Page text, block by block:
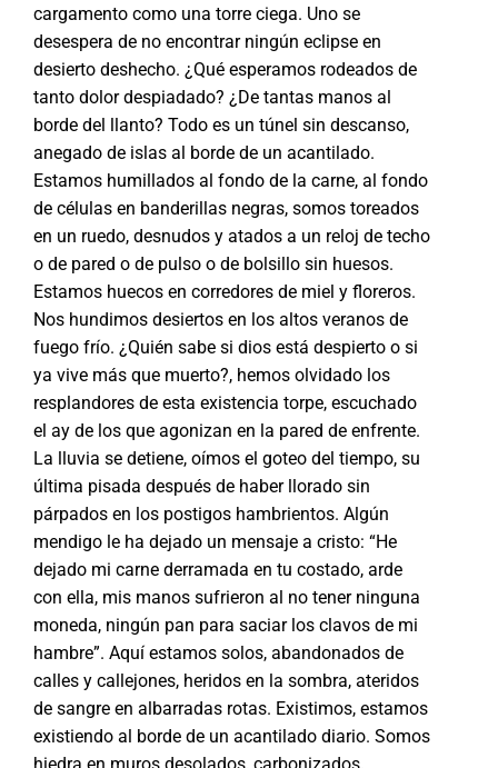
cargamento como una torre ciega. Uno se
desespera de no encontrar ningún eclipse en
desierto deshecho. ¿Qué esperamos rodeados de
tanto dolor despiadado? ¿De tantas manos al
borde del llanto? Todo es un túnel sin descanso,
anegado de islas al borde de un acantilado.
Estamos humillados al fondo de la carne, al fondo
de células en banderillas negras, somos toreados
en un ruedo, desnudos y atados a un reloj de techo
o de pared o de pulso o de bolsillo sin huesos.
Estamos huecos en corredores de miel y floreros.
Nos hundimos desiertos en los altos veranos de
fuego frío. ¿Quién sabe si dios está despierto o si
ya vive más que muerto?, hemos olvidado los
resplandores de esta existencia torpe, escuchado
el ay de los que agonizan en la pared de enfrente.
La lluvia se detiene, oímos el goteo del tiempo, su
última pisada después de haber llorado sin
párpados en los postigos hambrientos. Algún
mendigo le ha dejado un mensaje a cristo: “He
dejado mi carne derramada en tu costado, arde
con ella, mis manos sufrieron al no tener ninguna
moneda, ningún pan para saciar los clavos de mi
hambre”. Aquí estamos solos, abandonados de
calles y callejones, heridos en la sombra, ateridos
de sangre en albarradas rotas. Existimos, estamos
existiendo al borde de un acantilado diario. Somos
hiedra en muros desolados, carbonizados,